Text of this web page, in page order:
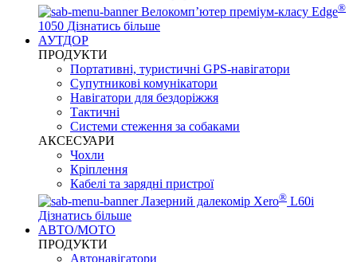
Велокомп’ютер преміум-класу Edge®
1050 Дізнатись більше
АУТДОР
ПРОДУКТИ
Портативні, туристичні GPS-навігатори
Супутникові комунікатори
Навігатори для бездоріжжя
Тактичні
Системи стеження за собаками
АКСЕСУАРИ
Чохли
Кріплення
Кабелі та зарядні пристрої
Лазерний далекомір Xero® L60i
Дізнатись більше
АВТО/МОТО
ПРОДУКТИ
Автонавігатори